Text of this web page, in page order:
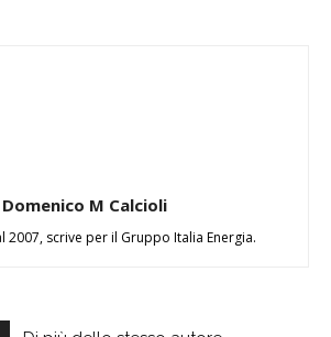
Domenico M Calcioli
2007, scrive per il Gruppo Italia Energia.